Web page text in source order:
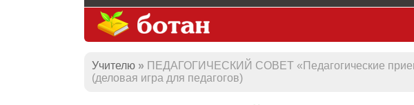
Учителю
ПЕДАГОГИЧЕСКИЙ СОВЕТ «Педагогические
(деловая игра для педагогов)